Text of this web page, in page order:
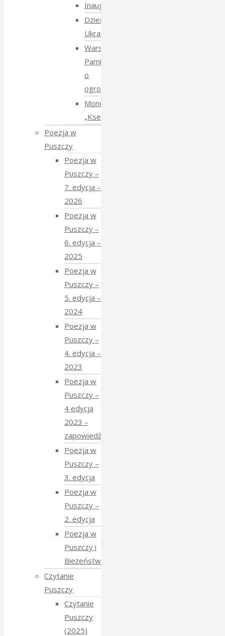
Inauguracja
Dzień
Ukraiński
Warsztaty:
Pamiętajmy
o
ogrodach
Monodram
„Ksenia”
Poezja w
Puszczy
Poezja w
Puszczy –
7. edycja –
2026
Poezja w
Puszczy –
6. edycja –
2025
Poezja w
Puszczy –
5. edycja –
2024
Poezja w
Puszczy –
4. edycja –
2023
Poezja w
Puszczy –
4 edycja
2023 –
zapowiedź
Poezja w
Puszczy –
3. edycja
Poezja w
Puszczy –
2. edycja
Poezja w
Puszczy i
Bieżeństwo
Czytanie
Puszczy
Czytanie
Puszczy
(2025)